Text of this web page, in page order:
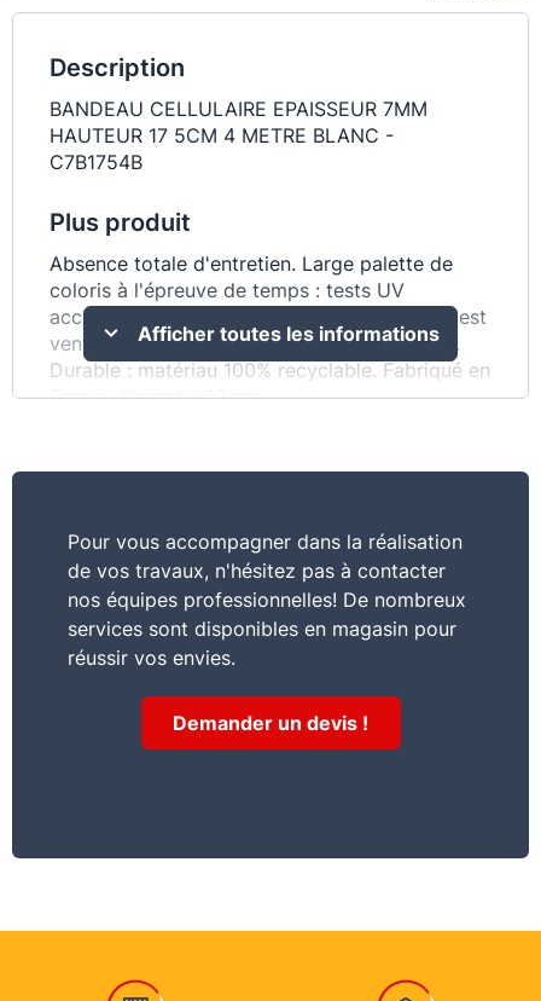
Description
BANDEAU CELLULAIRE EPAISSEUR 7MM
HAUTEUR 17 5CM 4 METRE BLANC -
C7B1754B
Plus produit
Absence totale d'entretien. Large palette de
coloris à l'épreuve de temps : tests UV
accélérés et naturels. Robuste : tests chocs.test
vent fort 200 km/h CSTB et test grêle CSTB.
Durable : matériau 100% recyclable. Fabriqué en
France. Garantie 10 ans.
pour s'adapter à chaque configuration.
Afficher toutes les informations
Pour vous accompagner dans la réalisation
de vos travaux, n'hésitez pas à contacter
nos équipes professionnelles! De nombreux
services sont disponibles en magasin pour
réussir vos envies.
Demander un devis !